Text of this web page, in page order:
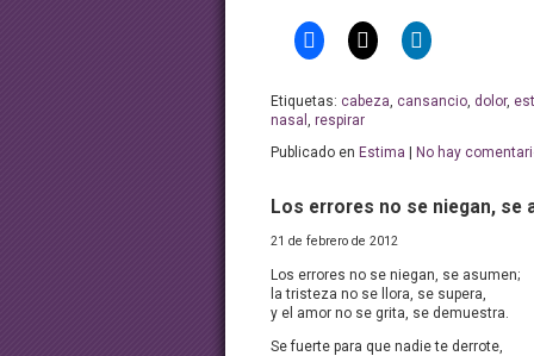
Etiquetas: cabeza, cansancio, dolor,
nasal , respirar
Publicado en Estima No hay
Los errores no se niegan, se
21 de febrero de 2012
Los errores no se niegan, se asumen;
la tristeza no se llora, se supera,
y el amor no se grita, se demuestra.
Se fuerte para que nadie te derrote,